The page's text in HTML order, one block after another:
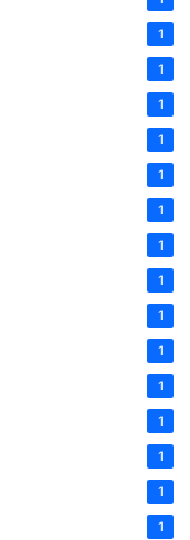
1
1
1
1
1
1
1
1
1
1
1
1
1
1
1